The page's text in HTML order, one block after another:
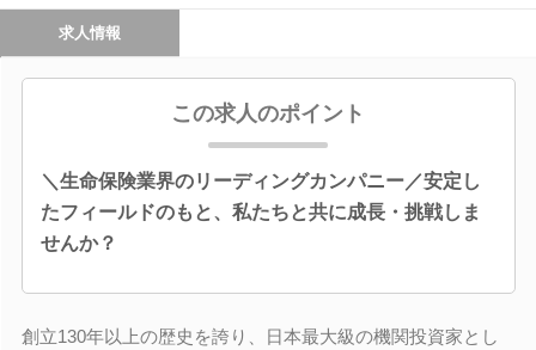
求人情報
この求人のポイント
＼生命保険業界のリーディングカンパニー／安定し
たフィールドのもと、私たちと共に成長・挑戦しま
せんか？
創立130年以上の歴史を誇り、日本最大級の機関投資家とし